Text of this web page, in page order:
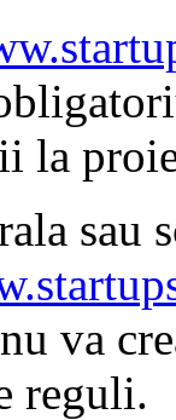
la
sau
va
reguli.